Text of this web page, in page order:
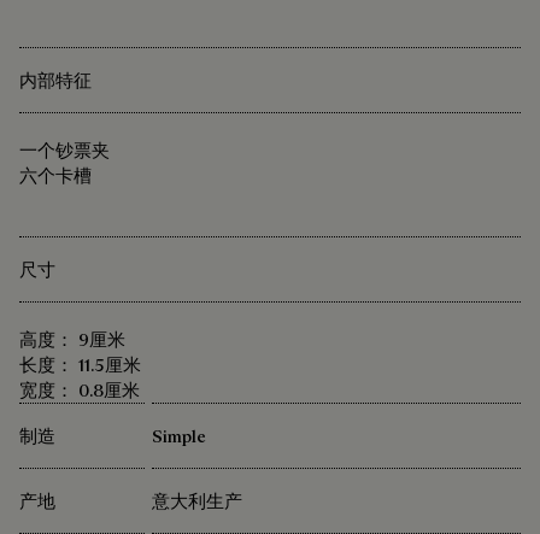
内部特征
一个钞票夹
六个卡槽
尺寸
高度： 9厘米
长度： 11.5厘米
宽度： 0.8厘米
制造
Simple
产地 意大利生产